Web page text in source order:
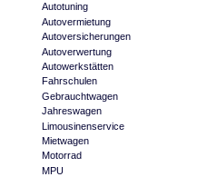
Autotuning
Autovermietung
Autoversicherungen
Autoverwertung
Autowerkstätten
Fahrschulen
Gebrauchtwagen
Jahreswagen
Limousinenservice
Mietwagen
Motorrad
MPU